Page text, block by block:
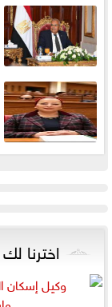
اخترنا لك